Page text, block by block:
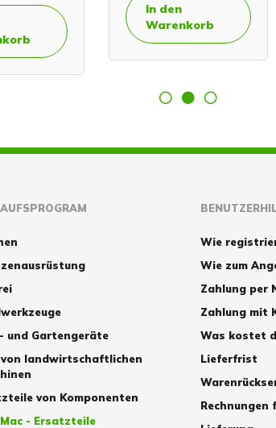
In den
Warenkorb
und Gartengeräte
von landwirtschaftlichen
von Komponenten
- Ersatzteile
Wie
Wie zum
Zahlung per
Zahlung mit
Was kostet
Lieferfrist